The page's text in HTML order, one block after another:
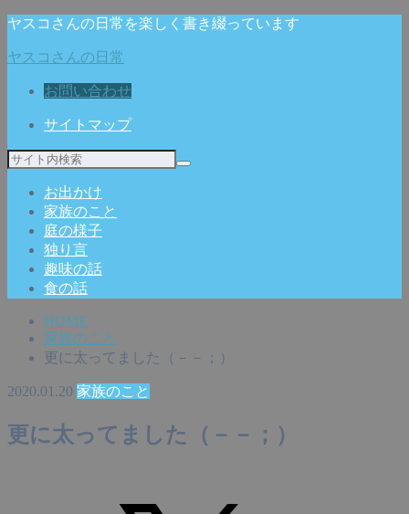
ヤスコさんの日常を楽しく書き綴っています
ヤスコさんの日常
お問い合わせ
サイトマップ
お出かけ
家族のこと
庭の様子
独り言
趣味の話
食の話
HOME
家族のこと
更に太ってました（－－；）
2020.01.20 家族のこと
更に太ってました（－－；）